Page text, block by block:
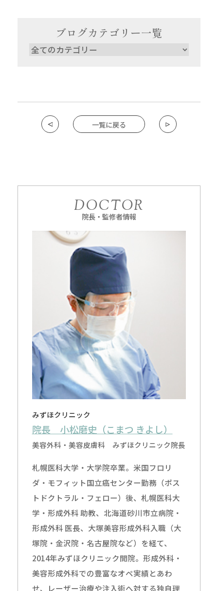
ブログカテゴリー一覧
一覧に戻る
DOCTOR
院長・監修者情報
みずほクリニック
院長 小松磨史（こまつ きよし）
美容外科・美容皮膚科 みずほクリニック院長
札幌医科大学・大学院卒業。米国フロリ
ダ・モフィット国立癌センター勤務（ポス
トドクトラル・フェロー）後、札幌医科大
学・形成外科 助教、北海道砂川市立病院・
形成外科 医長、大塚美容形成外科入職（大
塚院・金沢院・名古屋院など）を経て、
2014年みずほクリニック開院。形成外科・
美容形成外科での豊富なオペ実績とあわ
せ、レーザー治療や注入術へ対する独自理